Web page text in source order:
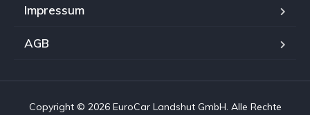
Impressum
AGB
Copyright © 2026 EuroCar Landshut GmbH. Alle Rechte